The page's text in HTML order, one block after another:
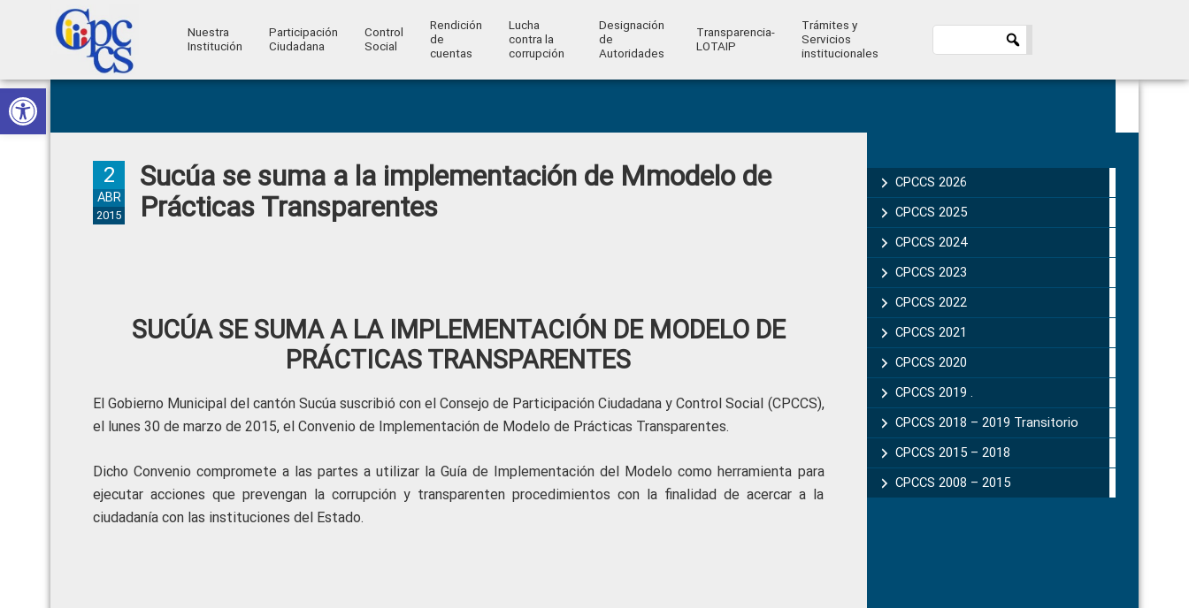
Abrir barra de herramientas
Skip
to
primary
Skip
to
main
Skip
to
primary
Skip
to
footer
Ciudadana
Control
Ciudadano
Nuestra
Institución
Participación
Ciudadana
Control
Social
Rendición
de
cuentas
Lucha
contra la
corrupción
Designación
de
Autoridades
Transparencia-
LOTAIP
Trámites y
Servicios
institucionales
Sucúa se suma a la implementación de Mmodelo de
Prácticas Transparentes
2
ABR
2015
SUCÚA SE SUMA A LA IMPLEMENTACIÓN DE MODELO DE
PRÁCTICAS TRANSPARENTES
El Gobierno Municipal del cantón Sucúa suscribió con el Consejo de Participación Ciudadana y Control Social (CPCCS),
el lunes 30 de marzo de 2015, el Convenio de Implementación de Modelo de Prácticas Transparentes.
Dicho Convenio compromete a las partes a utilizar la Guía de Implementación del Modelo como herramienta para
ejecutar acciones que prevengan la corrupción y transparenten procedimientos con la finalidad de acercar a la
ciudadanía con las instituciones del Estado.
Sidebar
CPCCS 2026
CPCCS 2025
CPCCS 2024
CPCCS 2023
CPCCS 2022
CPCCS 2021
CPCCS 2020
CPCCS 2019 .
CPCCS 2018 – 2019 Transitorio
CPCCS 2015 – 2018
CPCCS 2008 – 2015